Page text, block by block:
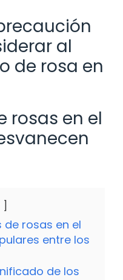
al
de rosa en
rosas en el
de rosas en el
entre los
de los